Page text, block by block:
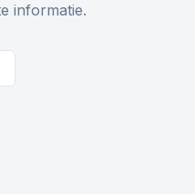
informatie.